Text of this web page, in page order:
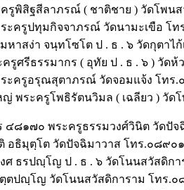
ครูพิสิฐสีลาภรณ์ ( ชาติชาย ) วัดโพ
ระครูปทุมกิจจาภรณ์ วัดนามะเขือ
มหาสง่า จนฺทโซโต ป . ธ . ๖ วัดกุตา
ครูศรีธรรมากร ( อุทัย ป . ธ . ๖ ) วัด
ระครูอรุณสุตาภรณ์ วัดจอมแจ้ง โท
ญ่ พระครูโพธิรัตนวิมล ( เฉลียว )
๔๘๑๗๐ พระครูธรรมวงศ์วินิต วัดปั
อธิมุตฺโต วัดปัจฉิมาวาส โทร.๐๘๙
ศ ธรปญฺโญ ป . ธ . ๖ วัดโนนสวัสดิ
ตฺตปญฺโญ วัดโนนสวัสดิการาม โทร.